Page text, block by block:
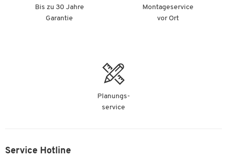
Bis zu 30 Jahre
Garantie
Montageservice
vor Ort
Planungs-
service
Service Hotline